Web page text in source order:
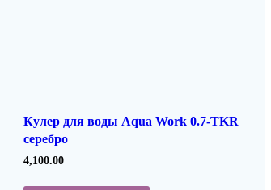
Кулер для воды Aqua Work 0.7-TKR
серебро
4,100.00